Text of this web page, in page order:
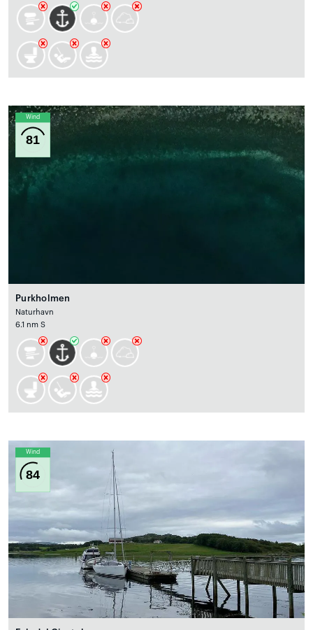
Wind
81
Purkholmen
Naturhavn
6.1 nm S
Wind
84